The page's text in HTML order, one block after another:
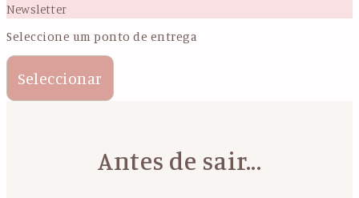
Newsletter
Seleccione um ponto de entrega
Seleccionar
Antes de sair...